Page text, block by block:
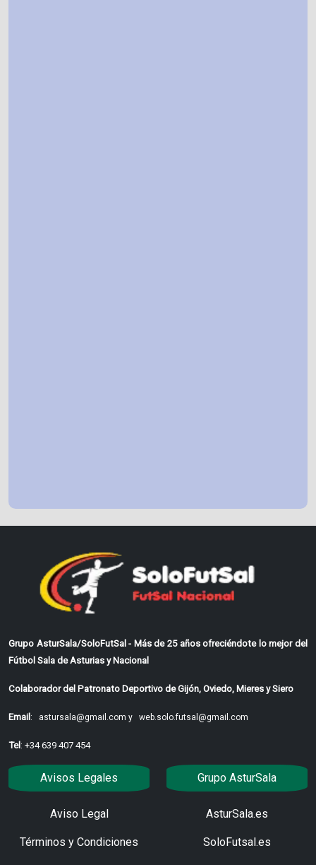
Grupo AsturSala/SoloFutSal - Más de 25 años ofreciéndote lo mejor del
Fútbol Sala de Asturias y Nacional
Colaborador del Patronato Deportivo de Gijón, Oviedo, Mieres y Siero
Email: astursala@gmail.com y web.solo.futsal@gmail.com
Tel: +34 639 407 454
Avisos Legales
Aviso Legal
Términos y Condiciones
Grupo AsturSala
AsturSala.es
SoloFutsal.es